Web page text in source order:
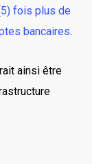
fois plus de
bancaires.
ainsi être